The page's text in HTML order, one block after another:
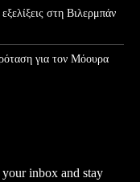
στη Βιλερμπάν
για τον Μόουρα
inbox and stay